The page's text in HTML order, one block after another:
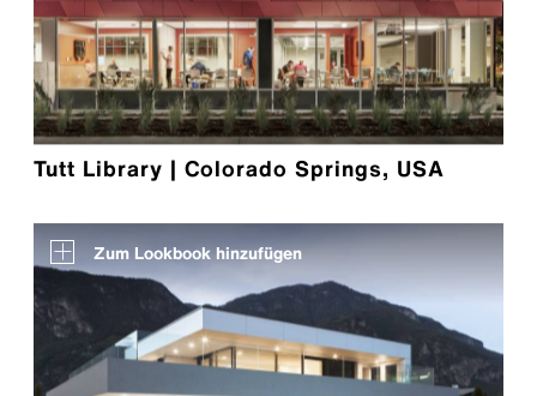
Tutt Library | Colorado Springs, USA
Zum Lookbook hinzufügen